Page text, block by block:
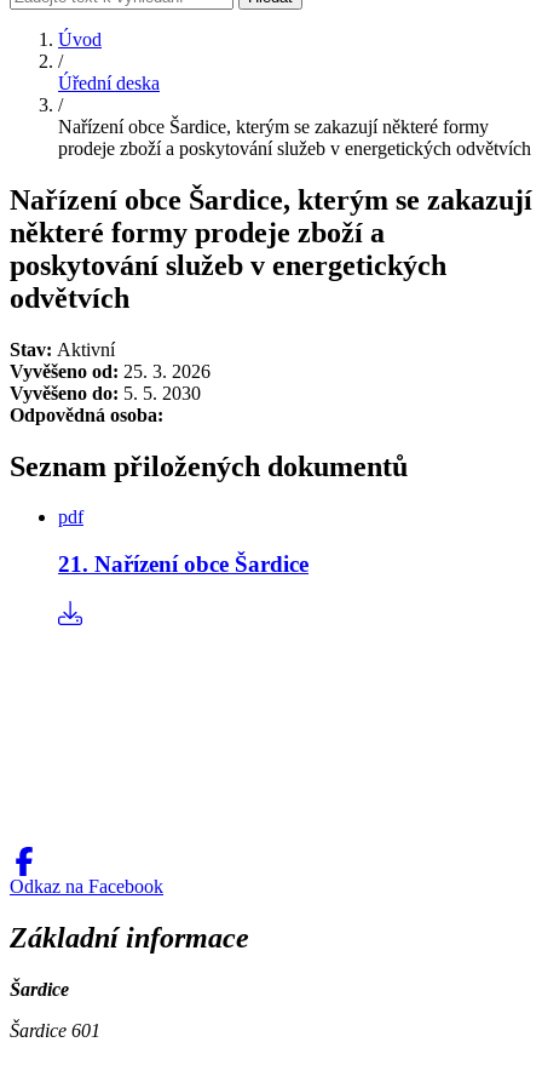
Úvod
/
Úřední deska
/
Nařízení obce Šardice, kterým se zakazují některé formy
prodeje zboží a poskytování služeb v energetických odvětvích
Nařízení obce Šardice, kterým se zakazují
některé formy prodeje zboží a
poskytování služeb v energetických
odvětvích
Stav: Aktivní
Vyvěšeno od: 25. 3. 2026
Vyvěšeno do: 5. 5. 2030
Odpovědná osoba:
Seznam přiložených dokumentů
pdf
21. Nařízení obce Šardice
Odkaz na Facebook
Základní informace
Šardice
Šardice 601